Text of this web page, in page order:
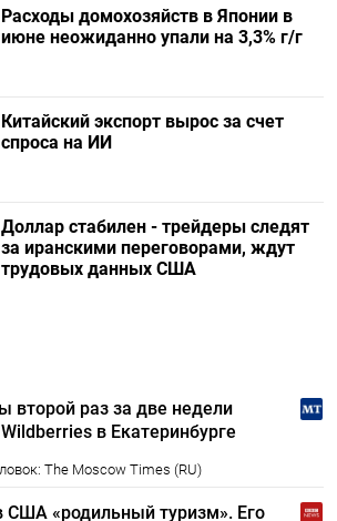
Расходы домохозяйств в Японии в
июне неожиданно упали на 3,3% г/г
Китайский экспорт вырос за счет
спроса на ИИ
Доллар стабилен - трейдеры следят
за иранскими переговорами, ждут
трудовых данных США